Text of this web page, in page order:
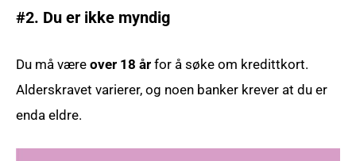
#2. Du er ikke myndig
Du må væreover 18 år for å søke om kredittkort.
Alderskravet varierer, og noen banker krever at du er
enda eldre.